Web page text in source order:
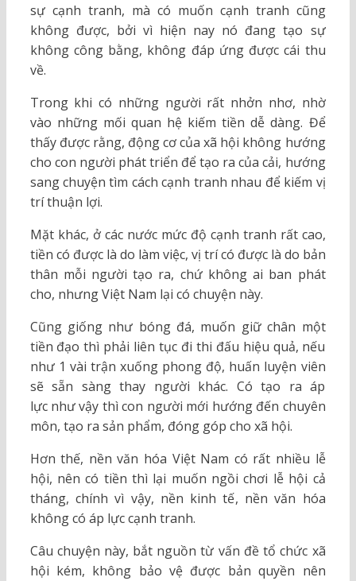
sự cạnh tranh, mà có muốn cạnh tranh cũng
không được, bởi vì hiện nay nó đang tạo sự
không công bằng, không đáp ứng được cái thu
về.
Trong khi có những người rất nhởn nhơ, nhờ
vào những mối quan hệ kiếm tiền dễ dàng. Để
thấy được rằng, động cơ của xã hội không hướng
cho con người phát triển để tạo ra của cải, hướng
sang chuyện tìm cách cạnh tranh nhau để kiếm vị
trí thuận lợi.
Mặt khác, ở các nước mức độ cạnh tranh rất cao,
tiền có được là do làm việc, vị trí có được là do bản
thân mỗi người tạo ra, chứ không ai ban phát
cho, nhưng Việt Nam lại có chuyện này.
Cũng giống như bóng đá, muốn giữ chân một
tiền đạo thì phải liên tục đi thi đấu hiệu quả, nếu
như 1 vài trận xuống phong độ, huấn luyện viên
sẽ sẵn sàng thay người khác. Có tạo ra áp
lực như vậy thì con người mới hướng đến chuyên
môn, tạo ra sản phẩm, đóng góp cho xã hội.
Hơn thế, nền văn hóa Việt Nam có rất nhiều lễ
hội, nên có tiền thì lại muốn ngồi chơi lễ hội cả
tháng, chính vì vậy, nền kinh tế, nền văn hóa
không có áp lực cạnh tranh.
Câu chuyện này, bắt nguồn từ vấn đề tổ chức xã
hội kém, không bảo vệ được bản quyền nên